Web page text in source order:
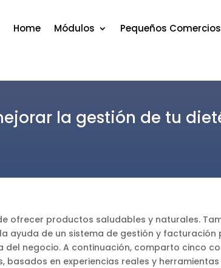
Home Módulos Pequeños Comercios
la gestión de tu
ofrecer productos saludables y naturales.
ayuda de un sistema de gestión y
negocio. A continuación, comparto cinco
en experiencias reales y